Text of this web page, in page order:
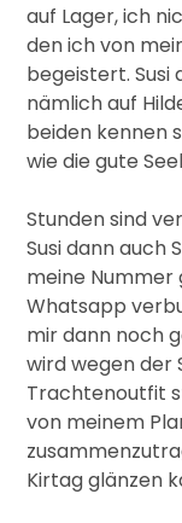
auf Lager, ich
den ich von
begeistert. Susi
nämlich auf
beiden kennen
wie die gute
Stunden sind
Susi dann auch
meine Nummer
Whatsapp
mir dann noch
wird wegen der
Trachtenoutfit
von meinem
Kirtag glänzen